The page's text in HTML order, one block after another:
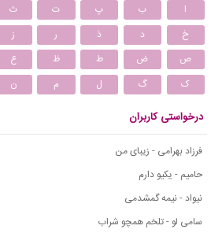
ا ب پ ت ث
خ
د ذ ر ز
ص
ض ط ظ ع
ک
گ ل م ن
درخواستی کاربران
فرزاد بهرامی - زیبای من
حامیم - یکیو دارم
نیواد - نیمه گمشدمی
سامی لو - تلخم همچو شراب